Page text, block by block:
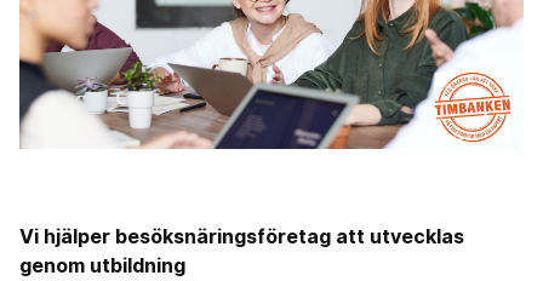
Vi hjälper besöksnäringsföretag att utvecklas
genom utbildning